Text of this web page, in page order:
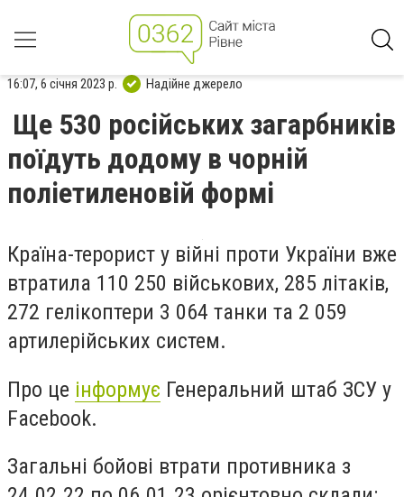
16:07, 6 січня 2023 р. Надійне джерело
Ще 530 російських загарбників
поїдуть додому в чорній
поліетиленовій формі
Країна-терорист у війні проти України вже
втратила 110 250 військових, 285 літаків,
272 гелікоптери 3 064 танки та 2 059
артилерійських систем.
Про це інформує Генеральний штаб ЗСУ у
Facebook.
Загальні бойові втрати противника з